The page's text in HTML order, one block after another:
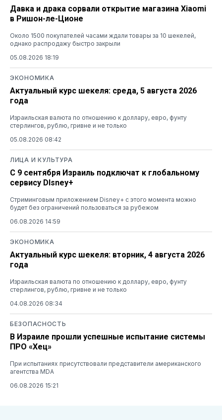
Давка и драка сорвали открытие магазина Xiaomi
в Ришон-ле-Ционе
Около 1500 покупателей часами ждали товары за 10 шекелей,
однако распродажу быстро закрыли
05.08.2026 18:19
ЭКОНОМИКА
Актуальный курс шекеля: среда, 5 августа 2026
года
Израильская валюта по отношению к доллару, евро, фунту
стерлингов, рублю, гривне и не только
05.08.2026 08:42
ЛИЦА И КУЛЬТУРА
С 9 сентября Израиль подключат к глобальному
сервису DIsney+
Стриминговым приложением Disney+ с этого момента можно
будет без ограничений пользоваться за рубежом
06.08.2026 14:59
ЭКОНОМИКА
Актуальный курс шекеля: вторник, 4 августа 2026
года
Израильская валюта по отношению к доллару, евро, фунту
стерлингов, рублю, гривне и не только
04.08.2026 08:34
БЕЗОПАСНОСТЬ
В Израиле прошли успешные испытание системы
ПРО «Хец»
При испытаниях присутствовали представители американского
агентства MDA
06.08.2026 15:21